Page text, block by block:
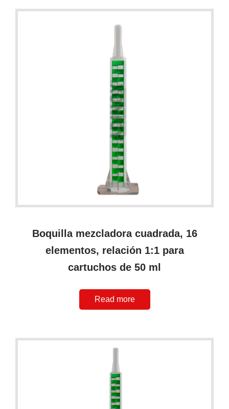
Boquilla mezcladora cuadrada, 16
elementos, relación 1:1 para
cartuchos de 50 ml
Read more